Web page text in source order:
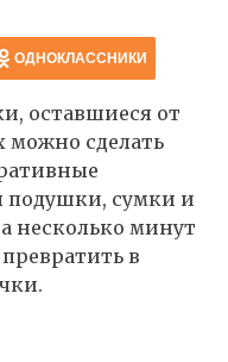
ОДНОКЛАССНИКИ
оставшиеся от
можно сделать
подушки, сумки и
несколько минут
в